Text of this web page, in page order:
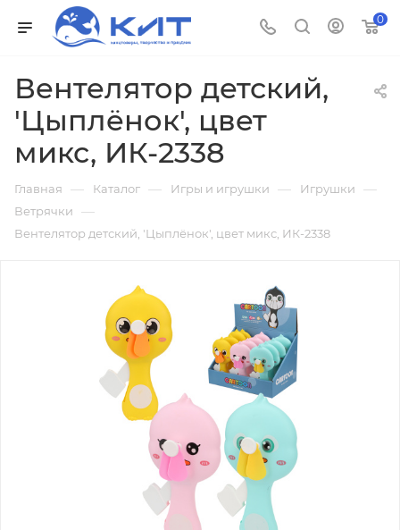
0
Вентелятор детский,
'Цыплёнок', цвет
микс, ИК-2338
Главная — Каталог — Игры и игрушки — Игрушки —
Ветрячки —
Вентелятор детский, 'Цыплёнок', цвет микс, ИК-2338